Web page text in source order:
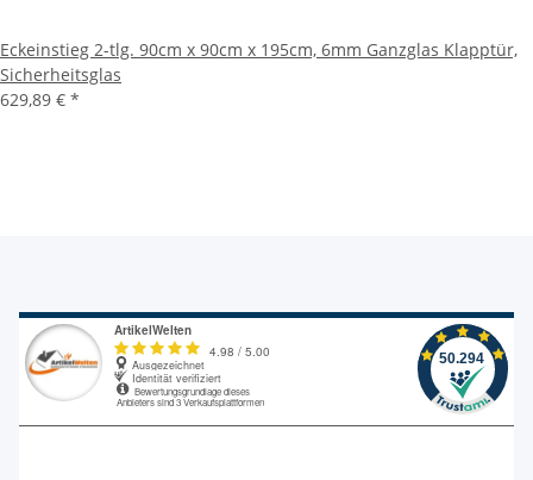
Eckeinstieg 2-tlg. 90cm x 90cm x 195cm, 6mm Ganzglas Klapptür,
Sicherheitsglas
629,89 € *